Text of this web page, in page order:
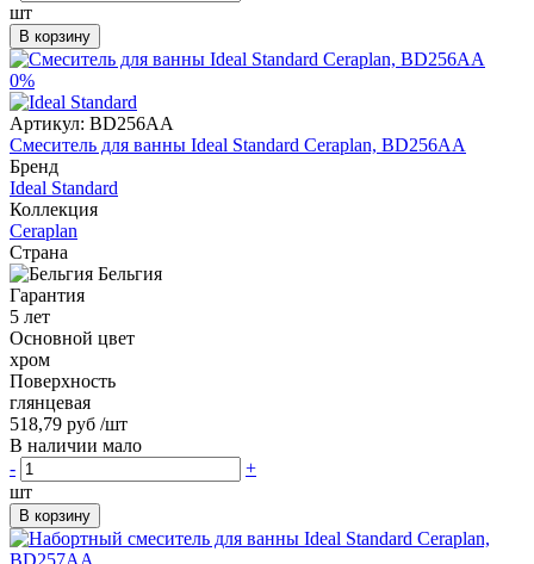
шт
В корзину
0%
Артикул: BD256AA
Смеситель для ванны Ideal Standard Ceraplan, BD256AA
Бренд
Ideal Standard
Коллекция
Ceraplan
Страна
Бельгия
Гарантия
5 лет
Основной цвет
хром
Поверхность
глянцевая
518,79 руб /шт
В наличии мало
-
+
шт
В корзину